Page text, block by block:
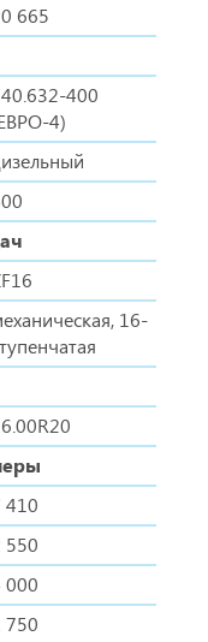
665
400
4)
16-
410
550
000
750